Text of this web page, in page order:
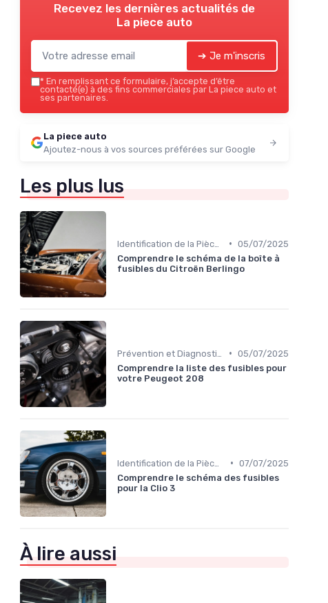
Recevez les dernières actualités de
La piece auto
➔ Je m'inscris
* En remplissant ce formulaire, j’accepte d’être
contacté(e) à des fins commerciales par La piece auto et
ses partenaires.
La piece auto
Ajoutez-nous à vos sources préférées sur Google
Les plus lus
• 05/07/2025
Comprendre le schéma de la boîte à
fusibles du Citroën Berlingo
• 05/07/2025
Comprendre la liste des fusibles pour
votre Peugeot 208
• 07/07/2025
Comprendre le schéma des fusibles
pour la Clio 3
À lire aussi